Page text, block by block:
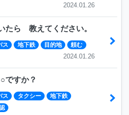
2024.01.26
たら 教えてください。
ス 地下鉄 目的地 頼む
2024.01.26
ですか？
ス タクシー
地下鉄